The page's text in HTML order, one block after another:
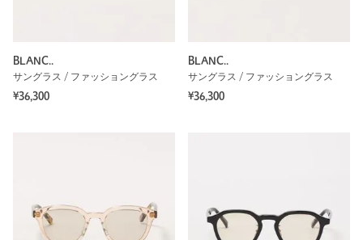
BLANC..
サングラス / ファッショングラス
¥36,300
BLANC..
サングラス / ファッショングラス
¥36,300